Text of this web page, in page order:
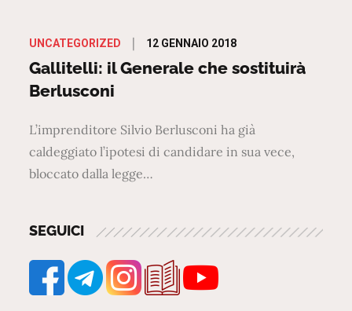
UNCATEGORIZED
Posted
on
12 GENNAIO 2018
Gallitelli: il Generale che sostituirà
Berlusconi
L’imprenditore Silvio Berlusconi ha già
caldeggiato l’ipotesi di candidare in sua vece,
bloccato dalla legge…
SEGUICI